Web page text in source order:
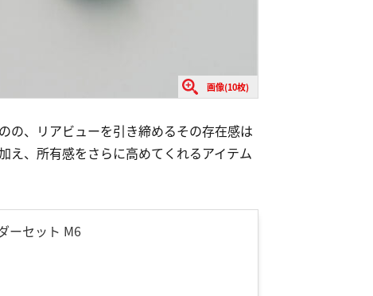
画像(10枚)
の、リアビューを引き締めるその存在感は
え、所有感をさらに高めてくれるアイテム
ーセット M6